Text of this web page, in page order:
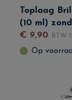
Toplaag
(10 ml)
€ 9,90 BTW
Op